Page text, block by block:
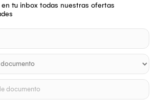
tu inbox todas nuestras ofertas